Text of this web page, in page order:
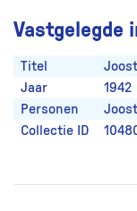
Vastgelegde
Titel
Jaar
1942
Personen
Collectie ID